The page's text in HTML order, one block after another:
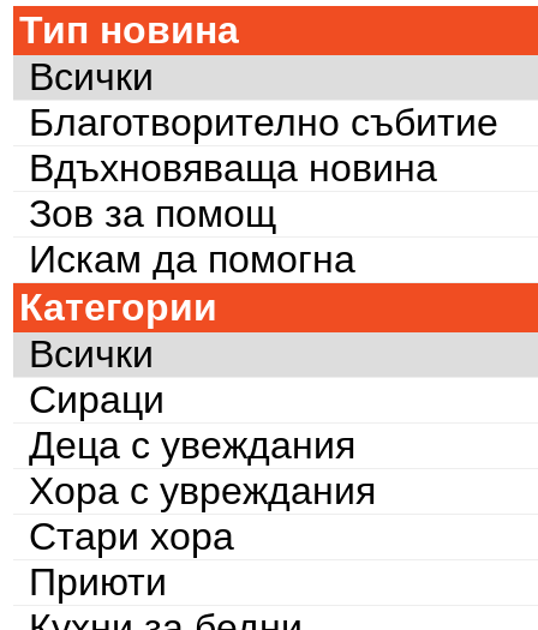
Тип новина
Всички
Благотворително събитие
Вдъхновяваща новина
Зов за помощ
Искам да помогна
Категории
Всички
Сираци
Деца с увеждания
Хора с увреждания
Стари хора
Приюти